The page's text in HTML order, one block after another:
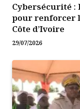
Cybersécurité :
pour renforcer
Côte d’Ivoire
29/07/2026